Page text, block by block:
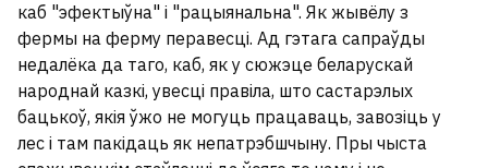
каб "эфектыўна" і "рацыянальна". Як жывёлу з
фермы на ферму перавесці. Ад гэтага сапраўды
недалёка да таго, каб, як у сюжэце беларускай
народнай казкі, увесці правіла, што састарэлых
бацькоў, якія ўжо не могуць працаваць, завозіць у
лес і там пакідаць як непатрэбшчыну. Пры чыста